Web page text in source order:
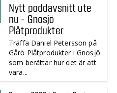
Nytt poddavsnitt ute
nu - Gnosjö
Plåtprodukter
Träffa Daniel Petersson på
Gårö Plåtprodukter i Gnosjö
som berättar hur det är att
vara...